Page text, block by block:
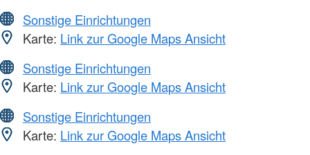
Sonstige Einrichtungen
Karte: Link zur Google Maps Ansicht
Sonstige Einrichtungen
Karte: Link zur Google Maps Ansicht
Sonstige Einrichtungen
Karte: Link zur Google Maps Ansicht